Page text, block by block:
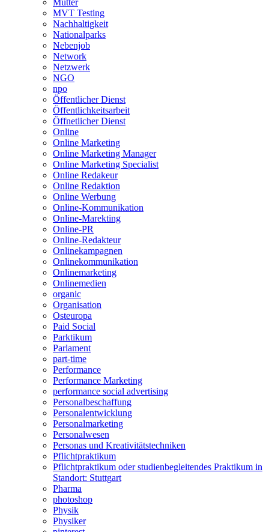
MVT Testing
Nachhaltigkeit
Nationalparks
Nebenjob
Network
Netzwerk
NGO
npo
Öffentlicher Dienst
Öffentlichkeitsarbeit
Öffnetlicher Dienst
Online
Online Marketing
Online Marketing Manager
Online Marketing Specialist
Online Redakeur
Online Redaktion
Online Werbung
Online-Kommunikation
Online-Marekting
Online-PR
Online-Redakteur
Onlinekampagnen
Onlinekommunikation
Onlinemarketing
Onlinemedien
organic
Organisation
Osteuropa
Paid Social
Parktikum
Parlament
part-time
Performance
Performance Marketing
performance social advertising
Personalbeschaffung
Personalentwicklung
Personalmarketing
Personalwesen
Personas und Kreativitätstechniken
Pflichtpraktikum
Pflichtpraktikum oder studienbegleitendes Praktikum in
Standort: Stuttgart
Pharma
photoshop
Physik
Physiker